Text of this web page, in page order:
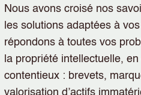
Nous avons croisé nos
les solutions adaptées à
répondons à toutes vos
la propriété intellectuelle,
contentieux : brevets,
valorisation d’actifs